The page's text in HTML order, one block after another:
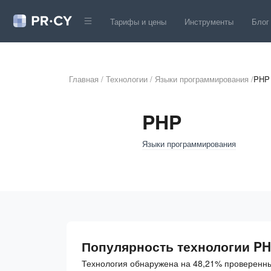
Тарифы и цены Инструменты Блог
Главная / Технологии / Языки программирования /PHP
PHP
Языки программирования
Популярность технологии
Технология обнаружена на 48,21%